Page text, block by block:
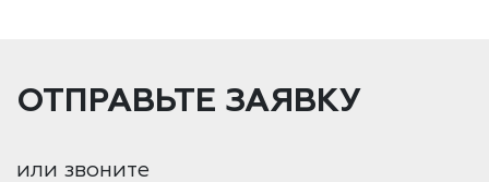
ОТПРАВЬТЕ ЗАЯВКУ
или звоните